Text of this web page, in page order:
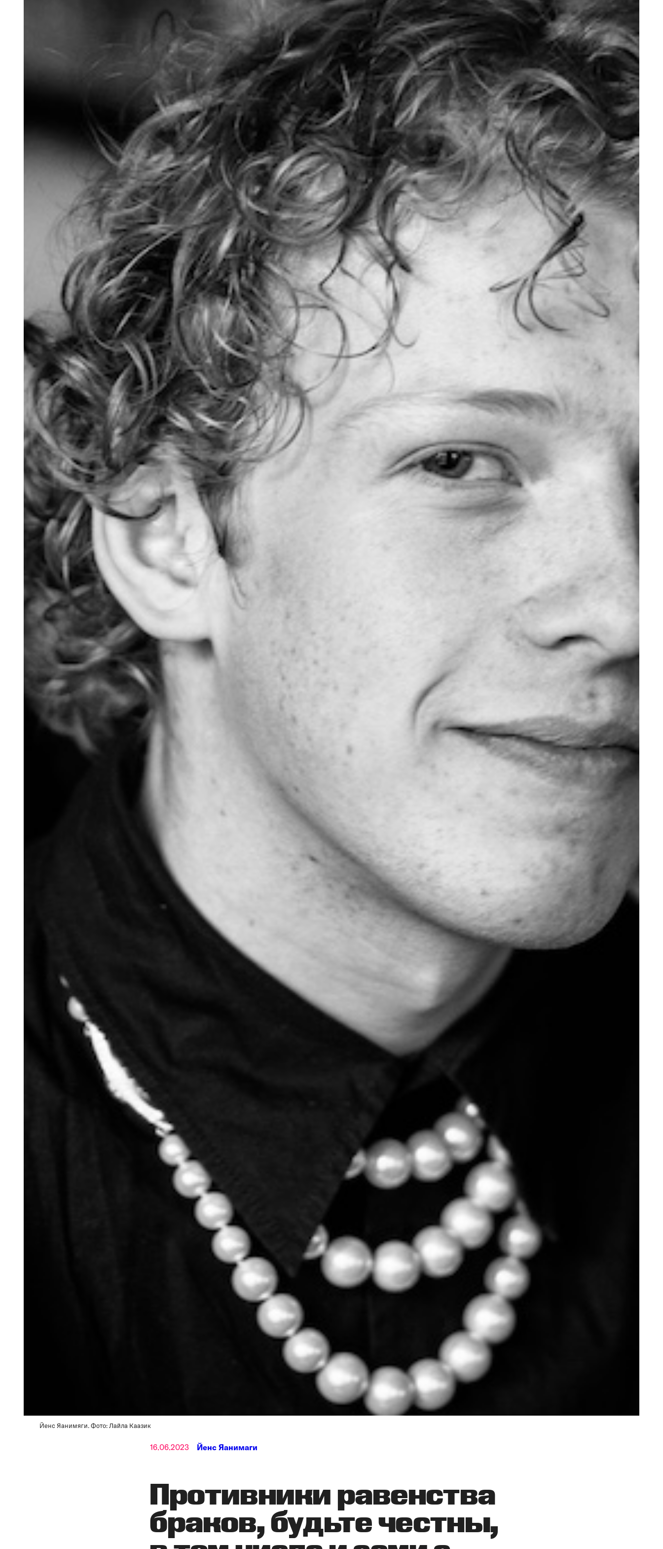
Йенс Яанимяги. Фото: Лайла Каазик
Противники равенства
браков, будьте честны,
16.06.2023 Йенс Яанимаги